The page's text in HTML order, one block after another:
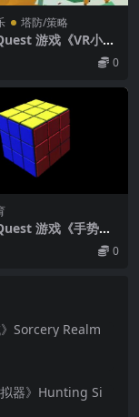
塔防/策略
游戏《VR小蜜
VR
0
游戏《手势魔
Cube VR 魔方 0
Sorcery Realm
器》Hunting Si